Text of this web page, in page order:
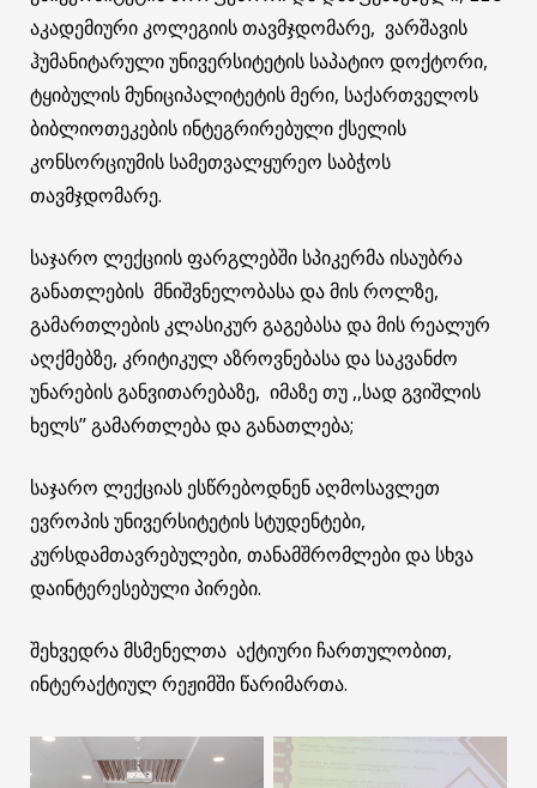
აკადემიური კოლეგიის თავმჯდომარე, ვარშავის
ჰუმანიტარული უნივერსიტეტის საპატიო დოქტორი,
ტყიბულის მუნიციპალიტეტის მერი, საქართველოს
ბიბლიოთეკების ინტეგრირებული ქსელის
კონსორციუმის სამეთვალყურეო საბჭოს
თავმჯდომარე.
საჯარო ლექციის ფარგლებში სპიკერმა ისაუბრა
განათლების მნიშვნელობასა და მის როლზე,
გამართლების კლასიკურ გაგებასა და მის რეალურ
აღქმებზე, კრიტიკულ აზროვნებასა და საკვანძო
უნარების განვითარებაზე, იმაზე თუ ,,სად გვიშლის
ხელს’’ გამართლება და განათლება;
საჯარო ლექციას ესწრებოდნენ აღმოსავლეთ
ევროპის უნივერსიტეტის სტუდენტები,
კურსდამთავრებულები, თანამშრომლები და სხვა
დაინტერესებული პირები.
შეხვედრა მსმენელთა აქტიური ჩართულობით,
ინტერაქტიულ რეჟიმში წარიმართა.